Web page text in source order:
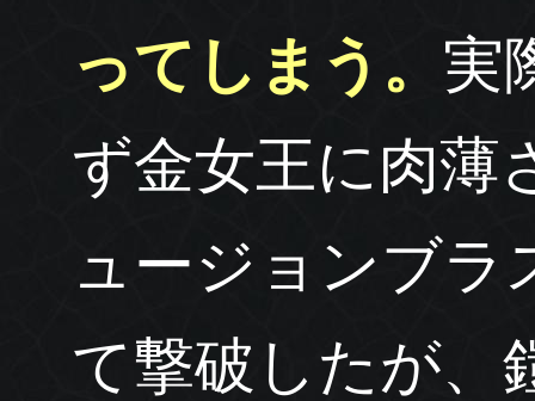
ってしまう。 実
ず金女王に肉薄
ュージョンブラ
て撃破したが、